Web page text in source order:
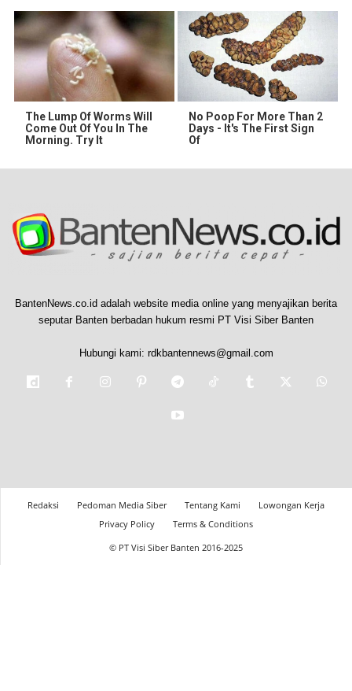
The Lump Of Worms Will
Come Out Of You In The
Morning. Try It
No Poop For More Than 2
Days - It's The First Sign
Of
BantenNews.co.id adalah website media online yang menyajikan berita
seputar Banten berbadan hukum resmi PT Visi Siber Banten
Hubungi kami: rdkbantennews@gmail.com
Redaksi Pedoman Media Siber Tentang Kami
Lowongan Kerja
Privacy Policy
Terms & Conditions
© PT Visi Siber Banten 2016-2025